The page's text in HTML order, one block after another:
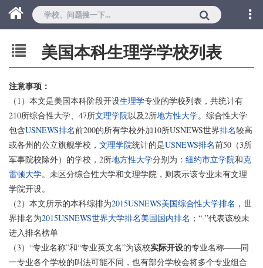
美国本科生理学学校列表
注意事项：
（1）本文是美国本科阶段开设生理学专业的学校列表，共统计有
210所综合性大学、47所文理学院以及2所地方性大学。综合性大学
包含USNEWS排名前200的所有学校外加10所USNEWS世界排名较高
或各州的公立旗舰学校， 文理学院统计的是USNEWS排名前50（3所
军事院校除外）的学校，2所地方性大学分别为： 纽约市立学院和克
雷顿大学。未区分综合性大学和文理学院，则表示该专业未有文理
学院开设。
（2）本文所示的本科综排为2015USNEWS美国综合性大学排名 ，世
界排名为2015USNEWS世界大学排名美国国内排名 ；“-”代表该校未
进入排名榜单
（3）“专业名称”和“专业英文名”为该校实际开设的专业名称——同
一专业各个学校的叫法可能不同，也有部分学校会将多个专业组合